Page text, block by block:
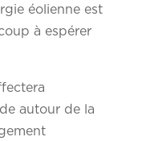
éolienne est
à espérer
autour de la